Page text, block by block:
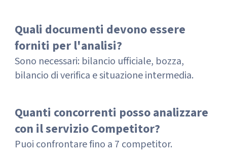
Quali documenti devono essere
forniti per l'analisi?
Sono necessari: bilancio ufficiale, bozza,
bilancio di verifica e situazione intermedia.
Quanti concorrenti posso analizzare
con il servizio Competitor?
Puoi confrontare fino a 7 competitor.